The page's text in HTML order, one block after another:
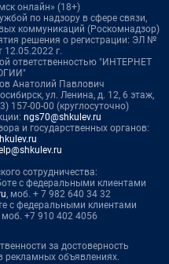
онлайн» (18+)
по надзору в сфере связи,
коммуникаций (Роскомнадзор)
решения о регистрации: ЭЛ №
г.
ответственностью "ИНТЕРНЕТ
Анатолий Павлович
ул. Ленина, д. 12, 6 этаж,
157-00-00 (круглосуточно)
ngs70@shkulev.ru
и государственных органов:
сотрудничества:
с федеральными клиентами
, моб. + 7 982 640 34 32
с федеральными клиентами
моб. +7 910 402 4056
за достоверность
объявлениях.